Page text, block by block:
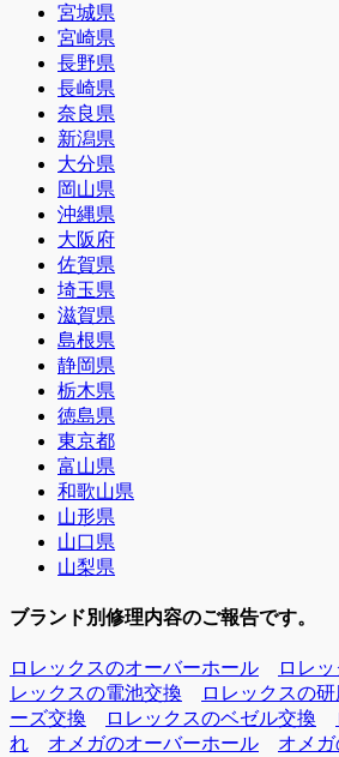
宮城県
宮崎県
長野県
長崎県
奈良県
新潟県
大分県
岡山県
沖縄県
大阪府
佐賀県
埼玉県
滋賀県
島根県
静岡県
栃木県
徳島県
東京都
富山県
和歌山県
山形県
山口県
山梨県
ブランド別修理内容のご報告です。
ロレックスのオーバーホール ロレ
レックスの電池交換
ロレックスの研
ーズ交換
ロレックスのベゼル交換
れ
オメガのオーバーホール オメ